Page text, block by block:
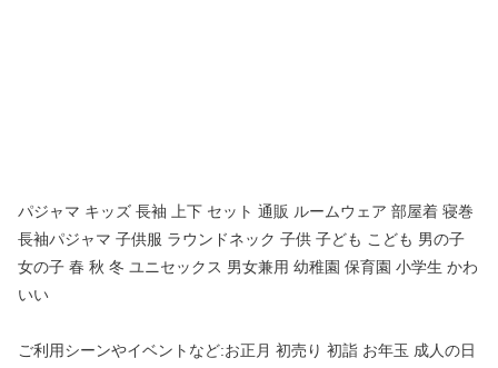
パジャマ キッズ 長袖 上下 セット 通販 ルームウェア 部屋着 寝巻
長袖パジャマ 子供服 ラウンドネック 子供 子ども こども 男の子
女の子 春 秋 冬 ユニセックス 男女兼用 幼稚園 保育園 小学生 かわ
いい
ご利用シーンやイベントなど:お正月 初売り 初詣 お年玉 成人の日